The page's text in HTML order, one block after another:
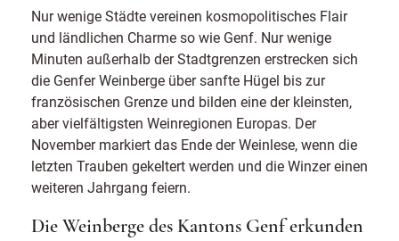
Nur wenige Städte vereinen kosmopolitisches Flair
und ländlichen Charme so wie Genf. Nur wenige
Minuten außerhalb der Stadtgrenzen erstrecken sich
die Genfer Weinberge über sanfte Hügel bis zur
französischen Grenze und bilden eine der kleinsten,
aber vielfältigsten Weinregionen Europas. Der
November markiert das Ende der Weinlese, wenn die
letzten Trauben gekeltert werden und die Winzer einen
weiteren Jahrgang feiern.
Die Weinberge des Kantons Genf erkunden